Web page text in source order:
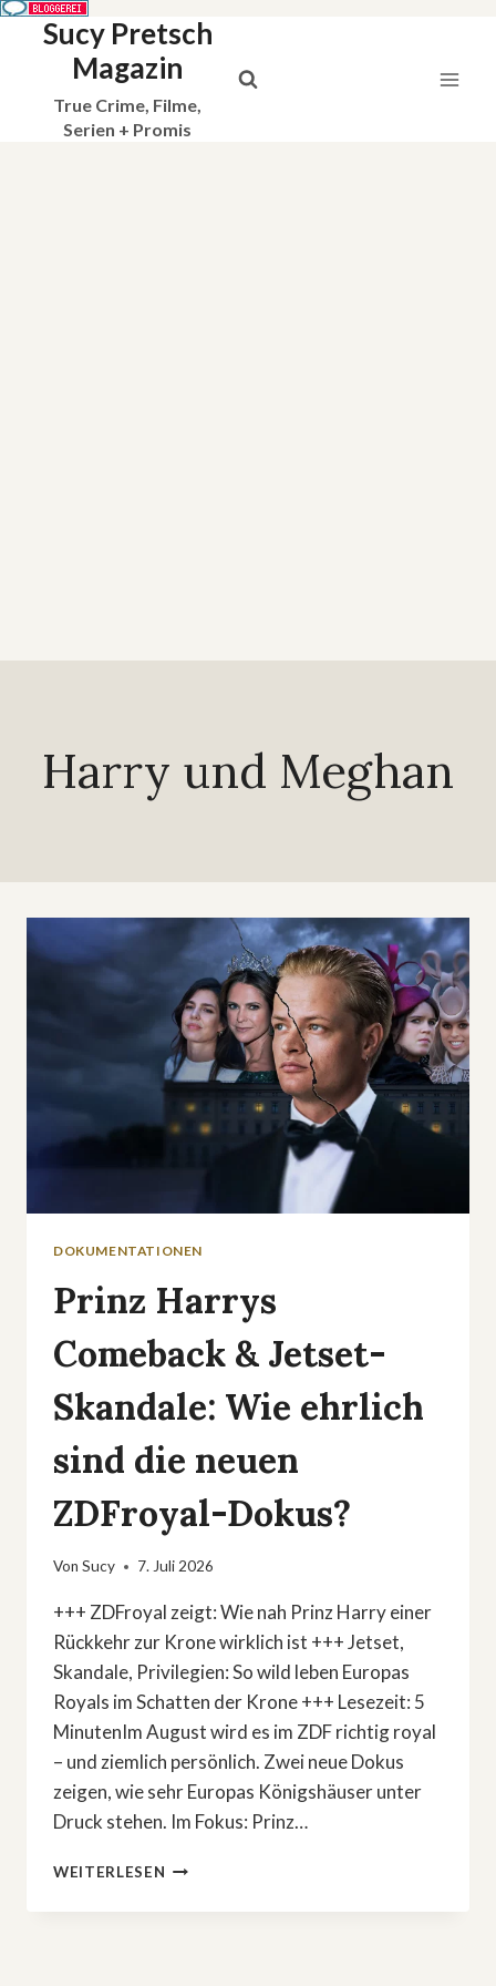
Sucy Pretsch
Magazin
True Crime, Filme,
Serien + Promis
Harry und Meghan
DOKUMENTATIONEN
Prinz Harrys
Comeback & Jetset-
Skandale: Wie ehrlich
sind die neuen
ZDFroyal-Dokus?
Von Sucy 7. Juli 2026
+++ ZDFroyal zeigt: Wie nah Prinz Harry einer
Rückkehr zur Krone wirklich ist +++ Jetset,
Skandale, Privilegien: So wild leben Europas
Royals im Schatten der Krone +++ Lesezeit: 5
MinutenIm August wird es im ZDF richtig royal
– und ziemlich persönlich. Zwei neue Dokus
zeigen, wie sehr Europas Königshäuser unter
Druck stehen. Im Fokus: Prinz…
WEITERLESEN PRINZ
COMEBACK